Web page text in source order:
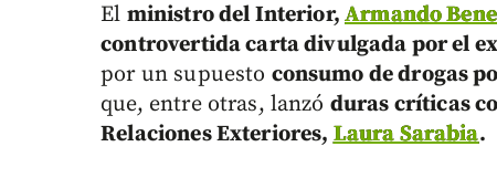
El ministro del Interior,Armando
controvertida carta divulgada por el
por un supuesto consumo de drogas
que, entre otras, lanzó duras críticas
Relaciones Exteriores,Laura Sarabia.